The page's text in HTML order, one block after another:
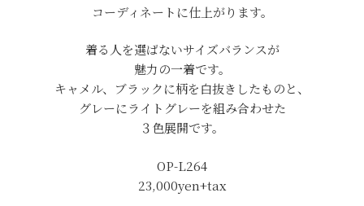
コーディネートに仕上がります。
着る人を選ばないサイズバランスが
魅力の一着です。
キャメル、ブラックに柄を白抜きしたものと、
グレーにライトグレーを組み合わせた
３色展開です。
OP-L264
23,000yen+tax